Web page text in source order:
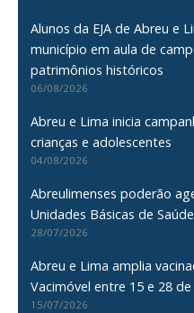
Alunos da EJA de Abreu e
município em aula de
patrimônios históricos
06/08/2026
Abreu e Lima inicia
crianças e adolescentes
04/08/2026
Abreulimenses poderão
Unidades Básicas de
28/07/2026
Abreu e Lima amplia
Vacimóvel entre 15 e 28
15/07/2026